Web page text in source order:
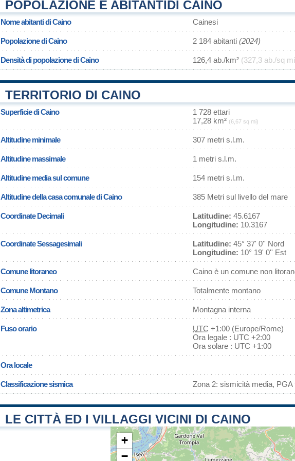
POPOLAZIONE E ABITANTIDI CAINO
Nome abitanti di Caino Cainesi
Popolazione di Caino 2 184 abitanti (2024)
Densità di popolazione di Caino 126,4 ab./km² (327,3 ab./sq
TERRITORIO DI CAINO
Superficie di Caino
1 728 ettari
17,28 km² (6,67 sq mi)
Altitudine minimale 307 metri s.l.m.
Altitudine massimale 1 metri s.l.m.
Altitudine media sul comune 154 metri s.l.m.
Altitudine della casa comunale di Caino 385 Metri sul livello del mare
Coordinate Decimali Latitudine: 45.6167
Longitudine: 10.3167
Coordinate Sessagesimali Latitudine: 45° 37' 0'' Nord
Longitudine: 10° 19' 0'' Est
Comune litoraneo Caino è un comune non
Comune Montano Totalmente montano
Zona altimetrica Montagna interna
Fuso orario UTC +1:00 (Europe/Rome)
Ora legale : UTC +2:00
Ora solare : UTC +1:00
Ora locale
Classificazione sismica Zona 2: sismicità media, PGA
LE CITTÀ ED I VILLAGGI VICINI DI CAINO
+
−